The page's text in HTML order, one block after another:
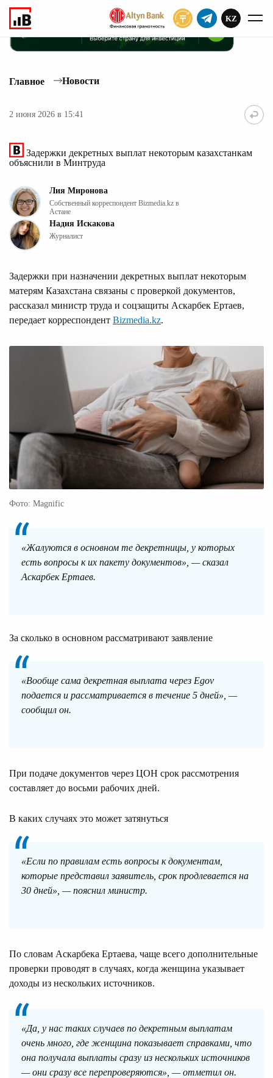
KZ
Главное Новости
2 июня 2026 в 15:41
Задержки декретных выплат некоторым казахстанкам
объяснили в Минтруда
Лия Миронова
Собственный корреспондент Bizmedia.kz в
Астане
Надия Искакова
Журналист
Задержки при назначении декретных выплат некоторым
матерям Казахстана связаны с проверкой документов,
рассказал министр труда и соцзащиты Аскарбек Ертаев,
передает корреспондент Bizmedia.kz.
Фото: Magnific
«Жалуются в основном те декретницы, у которых
есть вопросы к их пакету документов», — сказал
Аскарбек Ертаев.
За сколько в основном рассматривают заявление
«Вообще сама декретная выплата через Egov
подается и рассматривается в течение 5 дней», —
сообщил он.
При подаче документов через ЦОН срок рассмотрения
составляет до восьми рабочих дней.
В каких случаях это может затянуться
«Если по правилам есть вопросы к документам,
которые представил заявитель, срок продлевается на
30 дней», — пояснил министр.
По словам Аскарбека Ертаева, чаще всего дополнительные
проверки проводят в случаях, когда женщина указывает
доходы из нескольких источников.
«Да, у нас таких случаев по декретным выплатам
очень много, где женщина показывает справками, что
она получала выплаты сразу из нескольких источников
— они сразу все перепроверяются», — отметил он.